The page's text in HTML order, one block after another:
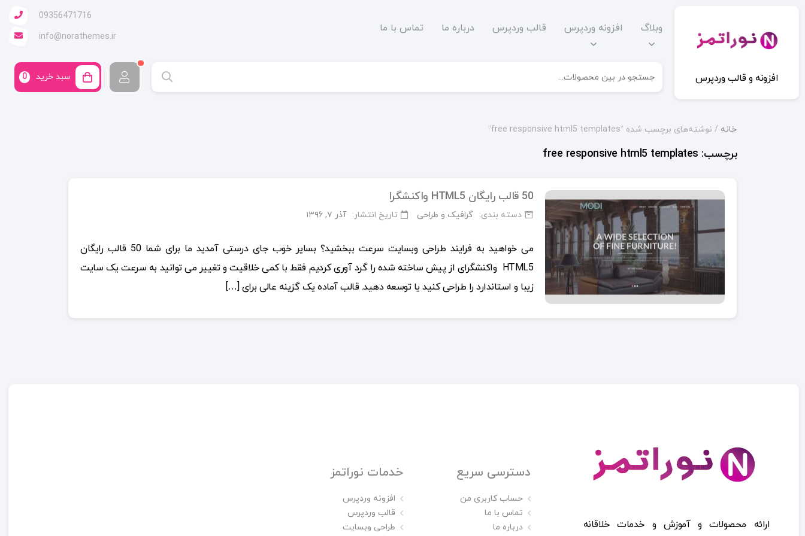
افزونه و قالب وردپرس
وبلاگ افزونه وردپرس قالب وردپرس درباره ما تماس با ما
09356471716
info@norathemes.ir
سبد خرید 0
خانه / نوشته‌های برچسب شده “free responsive html5 templates”
برچسب: free responsive html5 templates
50 قالب رایگان HTML5 واکنشگرا
دسته بندی: گرافیک و طراحی تاریخ انتشار: آذر ۷, ۱۳۹۶
می خواهید به فرایند طراحی وبسایت سرعت ببخشید؟ بسایر خوب جای درستی آمدید ما برای شما 50 قالب رایگان
HTML5 واکنشگرای از پیش ساخته شده را گرد آوری کردیم فقط با کمی خلاقیت و تغییر می توانید به سرعت یک سایت
زیبا و استاندارد را طراحی کنید یا توسعه دهید. قالب آماده یک گزینه عالی برای […]
ارائه محصولات و آموزش و خدمات خلاقانه
دسترسی سریع
حساب کاربری من
تماس با ما
درباره ما
خدمات نوراتمز
افزونه وردپرس
قالب وردپرس
طراحی وبسایت